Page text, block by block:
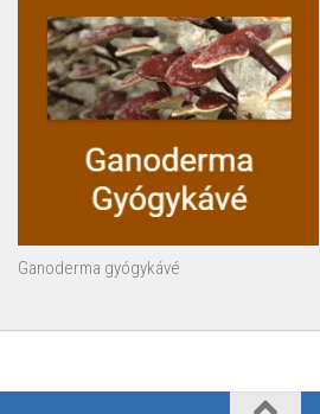
Ganoderma gyógykávé